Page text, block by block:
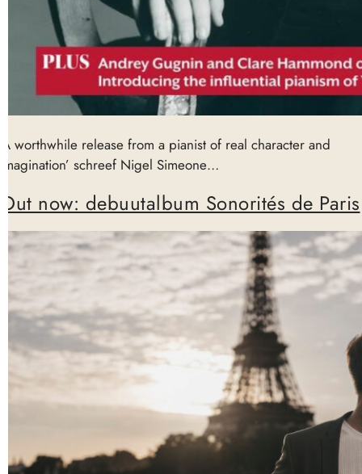
‘A worthwhile release from a pianist of real character and
imagination’ schreef Nigel Simeone…
Out now: debuutalbum Sonorités de Paris